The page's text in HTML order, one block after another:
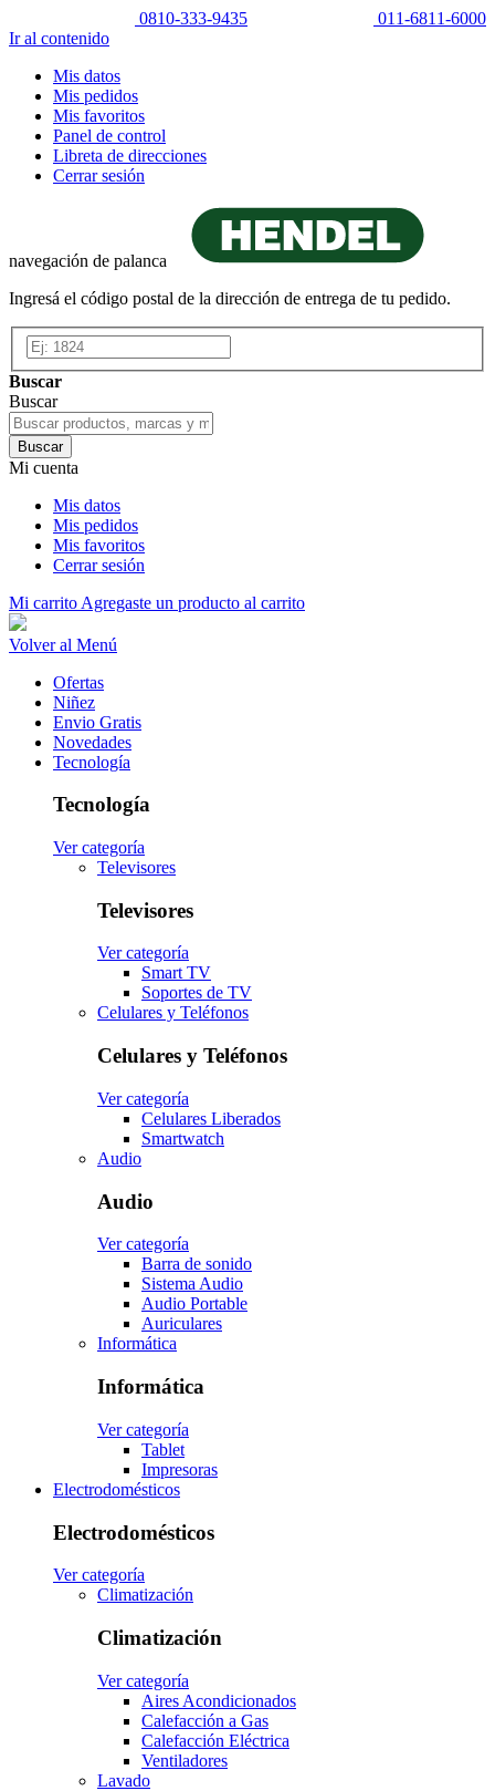
0810-333-9435
011-6811-6000
Ir al contenido
Mis datos
Mis pedidos
Mis favoritos
Panel de control
Libreta de direcciones
Cerrar sesión
navegación de palanca
Ingresá el código postal de la dirección de entrega de tu pedido.
Buscar
Buscar
Buscar
Mi cuenta
Mis datos
Mis pedidos
Mis favoritos
Cerrar sesión
Mi carrito Agregaste un producto al carrito
Volver al Menú
Ofertas
Niñez
Envio Gratis
Novedades
Tecnología
Tecnología
Ver categoría
Televisores
Televisores
Ver categoría
Smart TV
Soportes de TV
Celulares y Teléfonos
Celulares y Teléfonos
Ver categoría
Celulares Liberados
Smartwatch
Audio
Audio
Ver categoría
Barra de sonido
Sistema Audio
Audio Portable
Auriculares
Informática
Informática
Ver categoría
Tablet
Impresoras
Electrodomésticos
Electrodomésticos
Ver categoría
Climatización
Climatización
Ver categoría
Aires Acondicionados
Calefacción a Gas
Calefacción Eléctrica
Ventiladores
Lavado